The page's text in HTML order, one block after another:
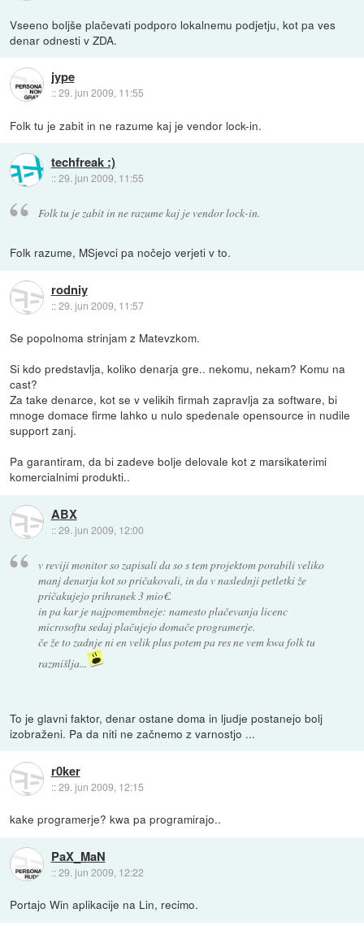
Vseeno boljše plačevati podporo lokalnemu podjetju, kot pa ves
denar odnesti v ZDA.
jype
::29. jun 2009, 11:55
Folk tu je zabit in ne razume kaj je vendor lock-in.
techfreak :)
::29. jun 2009, 11:55
Folk tu je zabit in ne razume kaj je vendor lock-in.
Folk razume, MSjevci pa nočejo verjeti v to.
rodniy
::29. jun 2009, 11:57
Se popolnoma strinjam z Matevzkom.
Si kdo predstavlja, koliko denarja gre.. nekomu, nekam? Komu na
cast?
Za take denarce, kot se v velikih firmah zapravlja za software, bi
mnoge domace firme lahko u nulo spedenale opensource in nudile
support zanj.
Pa garantiram, da bi zadeve bolje delovale kot z marsikaterimi
komercialnimi produkti..
ABX
::29. jun 2009, 12:00
v reviji monitor so zapisali da so s tem projektom porabili veliko
manj denarja kot so pričakovali, in da v naslednji petletki že
pričakujejo prihranek 3 mio€.
in pa kar je najpomembneje: namesto plačevanja licenc
microsoftu sedaj plačujejo domače programerje.
če že to zadnje ni en velik plus potem pa res ne vem kwa folk tu
razmišlja...
To je glavni faktor, denar ostane doma in ljudje postanejo bolj
izobraženi. Pa da niti ne začnemo z varnostjo ...
r0ker
::29. jun 2009, 12:15
kake programerje? kwa pa programirajo..
PaX_MaN
::29. jun 2009, 12:22
Portajo Win aplikacije na Lin, recimo.